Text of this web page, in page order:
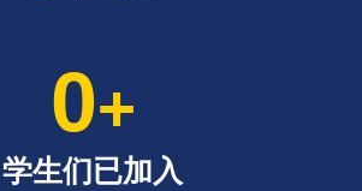
0+
学生们已加入